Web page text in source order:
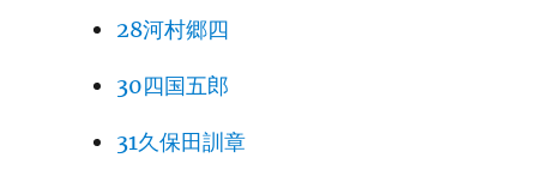
28河村郷四
30四国五郎
31久保田訓章